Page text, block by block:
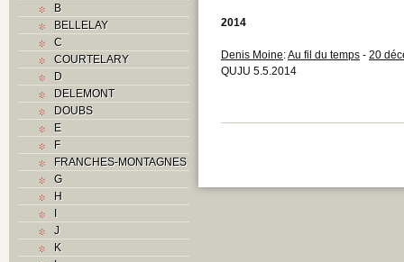
B
BELLELAY
C
COURTELARY
D
DELEMONT
DOUBS
E
F
FRANCHES-MONTAGNES
G
H
I
J
K
2014
Denis Moine:Au fil du temps - 20
QUJU 5.5.2014